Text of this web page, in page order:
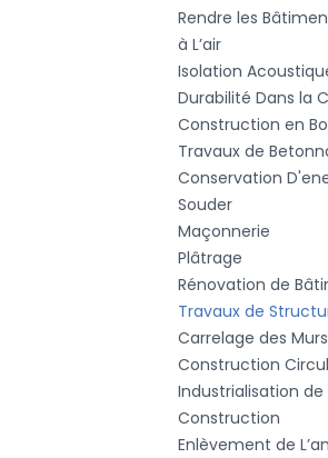
Rendre les
à L’air
Isolation
Durabilité Dans la
Construction en
Travaux de
Conservation
Souder
Maçonnerie
Plâtrage
Rénovation de
Travaux de
Carrelage des Murs
Construction
Industrialisation de
Construction
Enlèvement de